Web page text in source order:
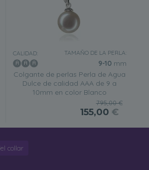
CALIDAD: TAMAÑO DE LA PERLA:
9-10mm
Colgante de perlas Perla de Agua
Dulce de calidad AAA de 9 a
10mm en color Blanco
795,00 €
155,00 €
collar